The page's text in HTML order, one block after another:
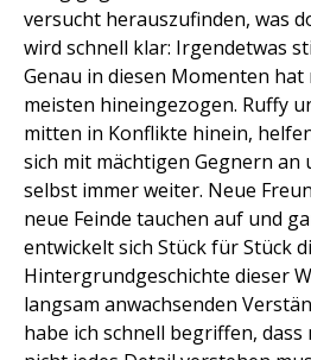
versucht herauszufinden, was
wird schnell klar: Irgendetwas
Genau in diesen Momenten hat
meisten hineingezogen. Ruffy
mitten in Konflikte hinein,
sich mit mächtigen Gegnern an
selbst immer weiter. Neue
neue Feinde tauchen auf und
entwickelt sich Stück für Stück
Hintergrundgeschichte dieser
langsam anwachsenden
habe ich schnell begriffen,